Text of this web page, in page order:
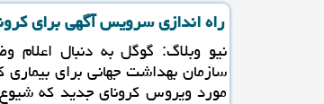
راه اندازی سرویس آگهی برای
نیو وبلاگ: گوگل به دنبال اعلام
سازمان بهداشت جهانی برای بیماری
مورد ویروس كرونای جدید كه